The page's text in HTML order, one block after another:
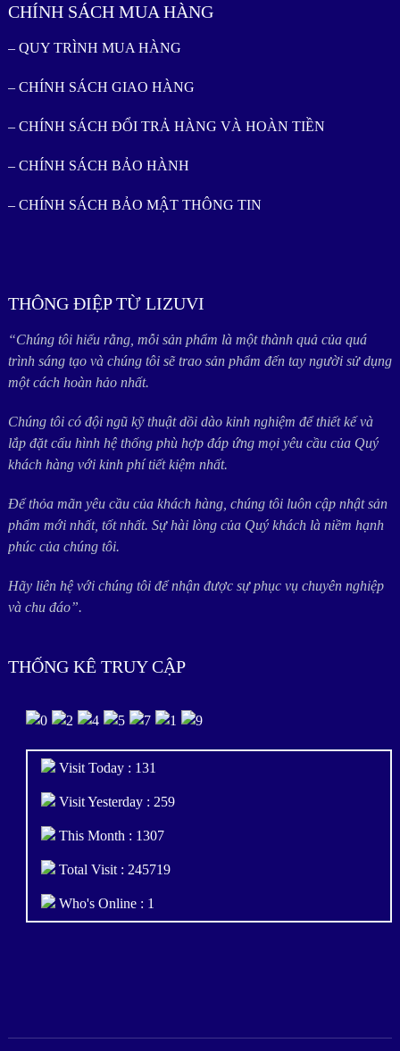
CHÍNH SÁCH MUA HÀNG
– QUY TRÌNH MUA HÀNG
– CHÍNH SÁCH GIAO HÀNG
– CHÍNH SÁCH ĐỔI TRẢ HÀNG VÀ HOÀN TIỀN
– CHÍNH SÁCH BẢO HÀNH
– CHÍNH SÁCH BẢO MẬT THÔNG TIN
THÔNG ĐIỆP TỪ LIZUVI
“Chúng tôi hiểu rằng, mỗi sản phẩm là một thành quả của quá
trình sáng tạo và chúng tôi sẽ trao sản phẩm đến tay người sử dụng
một cách hoàn hảo nhất.
Chúng tôi có đội ngũ kỹ thuật dồi dào kinh nghiệm để thiết kế và
lắp đặt cấu hình hệ thống phù hợp đáp ứng mọi yêu cầu của Quý
khách hàng với kinh phí tiết kiệm nhất.
Để thỏa mãn yêu cầu của khách hàng, chúng tôi luôn cập nhật sản
phẩm mới nhất, tốt nhất. Sự hài lòng của Quý khách là niềm hạnh
phúc của chúng tôi.
Hãy liên hệ với chúng tôi để nhận được sự phục vụ chuyên nghiệp
và chu đáo”.
THỐNG KÊ TRUY CẬP
Visit Today : 131
Visit Yesterday : 259
This Month : 1307
Total Visit : 245719
Who's Online : 1